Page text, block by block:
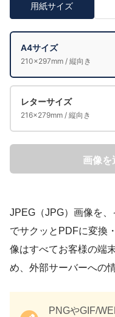
用紙サイズ
A4サイズ
210×297mm / 縦向き
レターサイズ
216×279mm / 縦向き
画像を
JPEG（JPG）画像を
でサクッとPDFに変換
像はすべてお客様の端
め、外部サーバーへの
PNGやGIF/